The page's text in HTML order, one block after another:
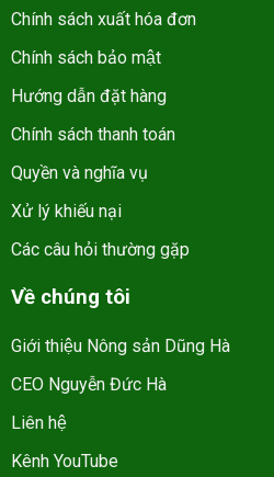
Chính sách xuất hóa đơn
Chính sách bảo mật
Hướng dẫn đặt hàng
Chính sách thanh toán
Quyền và nghĩa vụ
Xử lý khiếu nại
Các câu hỏi thường gặp
Về chúng tôi
Giới thiệu Nông sản Dũng Hà
CEO Nguyễn Đức Hà
Liên hệ
Kênh YouTube